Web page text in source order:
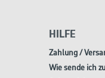
HILFE
Zahlung /
Wie sende ich